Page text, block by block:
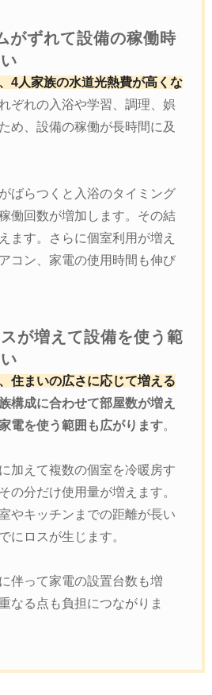
がずれて設備の稼働時
4人家族の水道光熱費が高くな
ぞれの入浴や学習、調理、娯
め、設備の稼働が長時間に及
ばらつくと入浴のタイミング
働回数が増加します。その結
ます。さらに個室利用が増え
コン、家電の使用時間も伸び
が増えて設備を使う範
住まいの広さに応じて増える
構成に合わせて部屋数が増え
電を使う範囲も広がります。
加えて複数の個室を冷暖房す
の分だけ使用量が増えます。
やキッチンまでの距離が長い
にロスが生じます。
伴って家電の設置台数も増
なる点も負担につながりま